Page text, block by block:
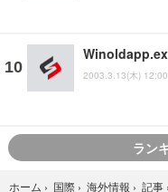
2003.3.13(木) 12:00
ラン
ホーム › 国際 › 海外情報 › 記事